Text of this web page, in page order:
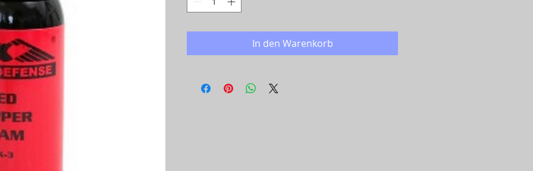
In den Warenkorb